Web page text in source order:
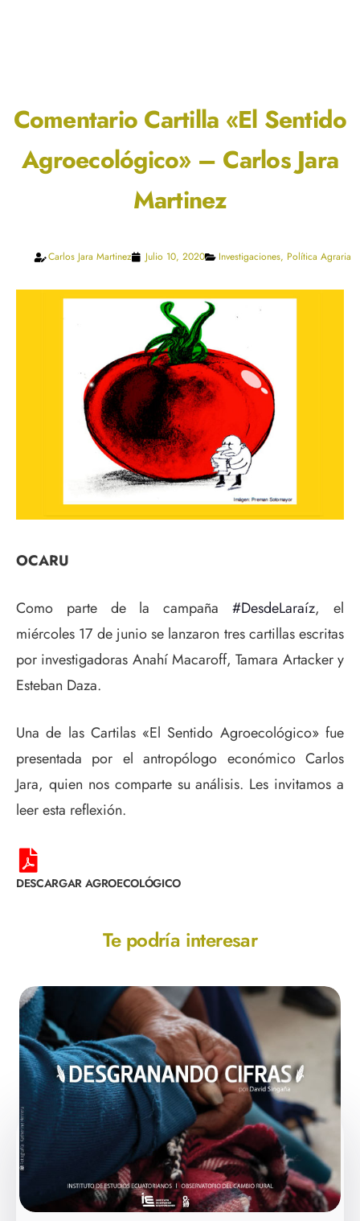
Comentario Cartilla «El Sentido
Agroecológico» – Carlos Jara
Martinez
Carlos Jara Martinez Julio 10, 2020 Investigaciones, Política Agraria
OCARU
Como parte de la campaña#DesdeLaraíz, el
miércoles 17 de junio se lanzaron tres cartillas escritas
por investigadoras Anahí Macaroff, Tamara Artacker y
Esteban Daza.
Una de las Cartilas «El Sentido Agroecológico» fue
presentada por el antropólogo económico Carlos
Jara, quien nos comparte su análisis. Les invitamos a
leer esta reflexión.
DESCARGAR AGROECOLÓGICO
Te podría interesar